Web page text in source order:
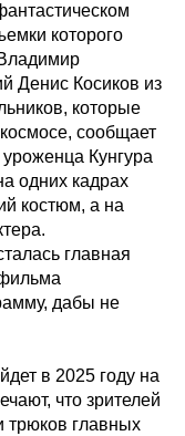
которого
Денис Косиков из
которые
сообщает
Кунгура
одних кадрах
костюм, а на
главная
дабы не
в 2025 году на
что зрителей
трюков главных